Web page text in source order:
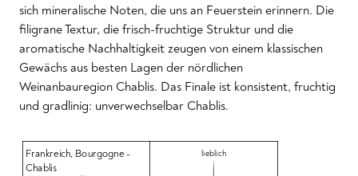
sich mineralische Noten, die uns an Feuerstein erinnern. Die
filigrane Textur, die frisch-fruchtige Struktur und die
aromatische Nachhaltigkeit zeugen von einem klassischen
Gewächs aus besten Lagen der nördlichen
Weinanbauregion Chablis. Das Finale ist konsistent, fruchtig
und gradlinig: unverwechselbar Chablis.
Frankreich, Bourgogne -
Chablis
lieblich